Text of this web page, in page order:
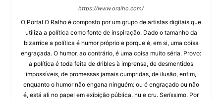
https://www.oralho.com/
O Portal O Ralho é composto por um grupo de artistas digitais que
utiliza a política como fonte de inspiração. Dado o tamanho da
bizarrice a política é humor próprio e porque é, em si, uma coisa
engraçada. O humor, ao contrário, é uma coisa muito séria. Provo:
a política é toda feita de dribles à imprensa, de desmentidos
impossíveis, de promessas jamais cumpridas, de ilusão, enfim,
enquanto o humor não engana ninguém: ou é engraçado ou não
é, está ali no papel em exibição pública, nu e cru. Seríssimo. Por